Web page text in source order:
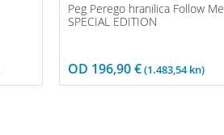
Peg Perego hranilica Follow Me
SPECIAL EDITION
OD 196,90€(1.483,54 kn)